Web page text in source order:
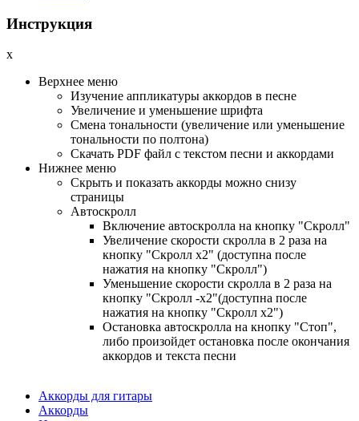
Инструкция
x
Верхнее меню
Изучение аппликатуры аккордов в песне
Увеличение и уменьшение шрифта
Смена тональности (увеличение или уменьшение
тональности по полтона)
Cкачать PDF файл с текстом песни и аккордами
Нижнее меню
Скрыть и показать аккорды можно снизу
страницы
Автоскролл
Включение автоскролла на кнопку "Скролл"
Увеличение скорости скролла в 2 раза на
кнопку "Скролл x2" (доступна после
нажатия на кнопку "Скролл")
Уменьшение скорости скролла в 2 раза на
кнопку "Скролл -x2"(доступна после
нажатия на кнопку "Скролл x2")
Остановка автоскролла на кнопку "Стоп",
либо произойдет остановка после окончания
аккордов и текста песни
Аккорды для гитары
Аккорды